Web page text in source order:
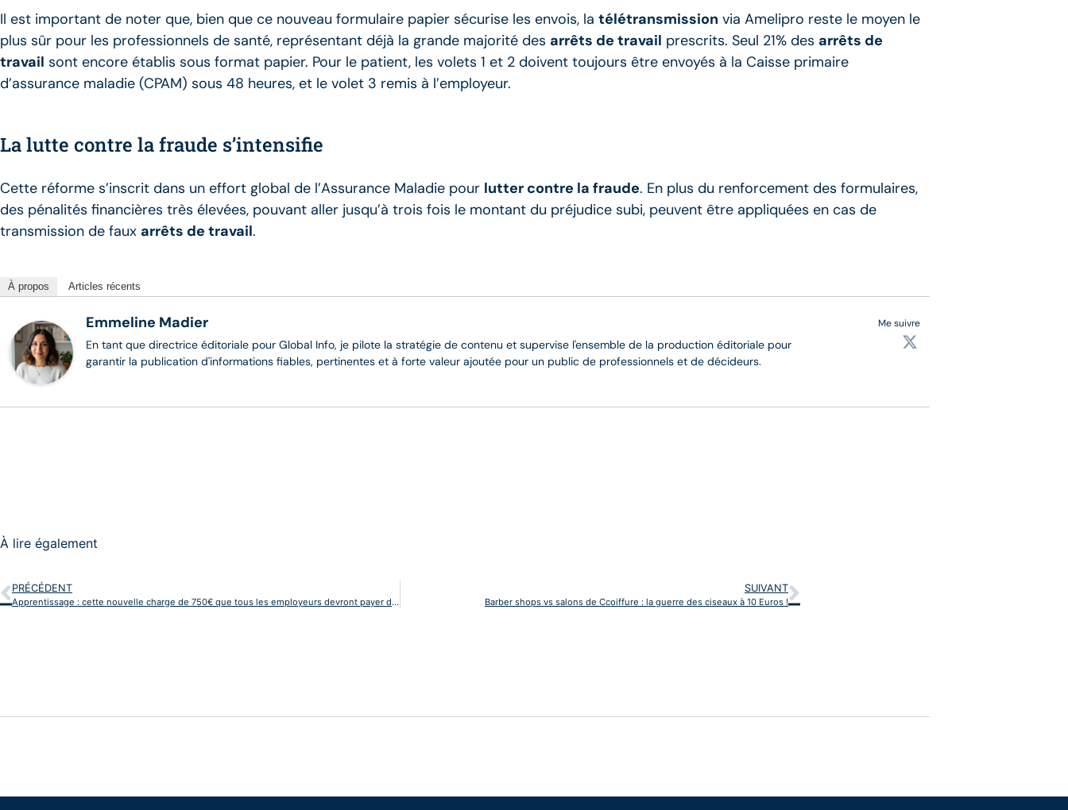
Il est important de noter que, bien que ce nouveau formulaire papier sécurise les envois, la télétransmission via Amelipro reste le moyen le
plus sûr pour les professionnels de santé, représentant déjà la grande majorité des arrêts de travail prescrits. Seul 21% des arrêts de
travail sont encore établis sous format papier. Pour le patient, les volets 1 et 2 doivent toujours être envoyés à la Caisse primaire
d’assurance maladie (CPAM) sous 48 heures, et le volet 3 remis à l’employeur.
La lutte contre la fraude s’intensifie
Cette réforme s’inscrit dans un effort global de l’Assurance Maladie pour lutter contre la fraude. En plus du renforcement des formulaires,
des pénalités financières très élevées, pouvant aller jusqu’à trois fois le montant du préjudice subi, peuvent être appliquées en cas de
transmission de faux arrêts de travail.
À propos Articles récents
Me suivre
Emmeline Madier
En tant que directrice éditoriale pour Global Info, je pilote la stratégie de contenu et supervise l'ensemble de la production éditoriale pour
garantir la publication d'informations fiables, pertinentes et à forte valeur ajoutée pour un public de professionnels et de décideurs.
À lire également
PRÉCÉDENT
Apprentissage : cette nouvelle charge de 750€ que tous les employeurs devront payer dès cet été
SUIVANT
Barber shops vs salons de Ccoiffure : la guerre des ciseaux à 10 Euros !